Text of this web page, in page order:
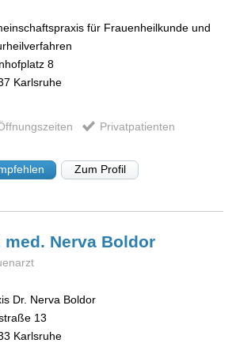
für Frauenheilkunde und
8
Karlsruhe
Privatpatienten
Zum Profil
med. Nerva Boldor
Dr. Nerva Boldor
13
Karlsruhe